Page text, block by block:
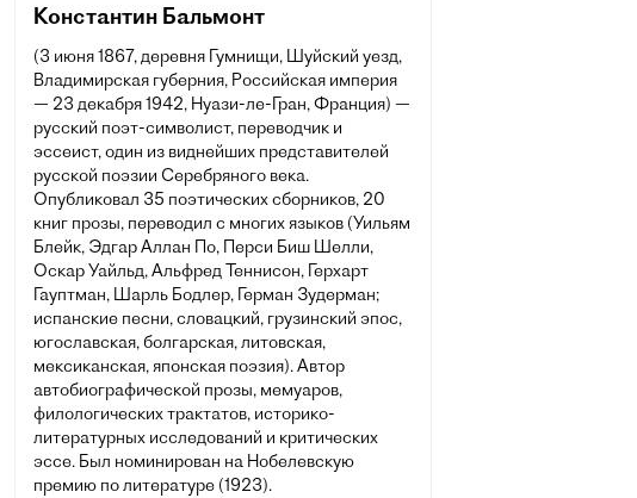
Константин Бальмонт
(3 июня 1867, деревня Гумнищи, Шуйский уезд,
Владимирская губерния, Российская империя
— 23 декабря 1942, Нуази-ле-Гран, Франция) —
русский поэт-символист, переводчик и
эссеист, один из виднейших представителей
русской поэзии Серебряного века.
Опубликовал 35 поэтических сборников, 20
книг прозы, переводил с многих языков (Уильям
Блейк, Эдгар Аллан По, Перси Биш Шелли,
Оскар Уайльд, Альфред Теннисон, Герхарт
Гауптман, Шарль Бодлер, Герман Зудерман;
испанские песни, словацкий, грузинский эпос,
югославская, болгарская, литовская,
мексиканская, японская поэзия). Автор
автобиографической прозы, мемуаров,
филологических трактатов, историко-
литературных исследований и критических
эссе. Был номинирован на Нобелевскую
премию по литературе (1923).